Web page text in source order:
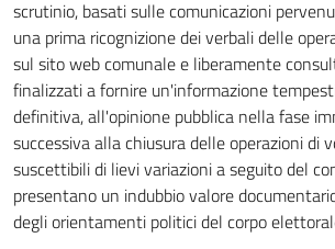
scrutinio, basati sulle comunicazioni
una prima ricognizione dei verbali delle
sul sito web comunale e liberamente
finalizzati a fornire un'informazione
definitiva, all'opinione pubblica nella fase
successiva alla chiusura delle operazioni di
suscettibili di lievi variazioni a seguito del
presentano un indubbio valore
degli orientamenti politici del corpo